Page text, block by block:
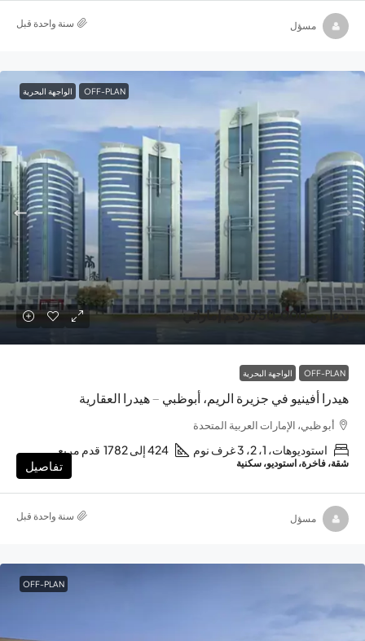
مسؤل ‏سنة واحدة قبل
OFF-PLAN الواجهة البحرية
بدءا من750,000درهم إماراتي
OFF-PLAN الواجهة البحرية
هيدرا أفينيو في جزيرة الريم، أبوظبي – هيدرا العقارية
أبو ظبي، الإمارات العربية المتحدة
استوديوهات، 1، 2، 3 غرف نوم 424 إلى 1782 قدم مربع
شقة، فاخرة، استوديو، سكنية تفاصيل
مسؤل ‏سنة واحدة قبل
OFF-PLAN